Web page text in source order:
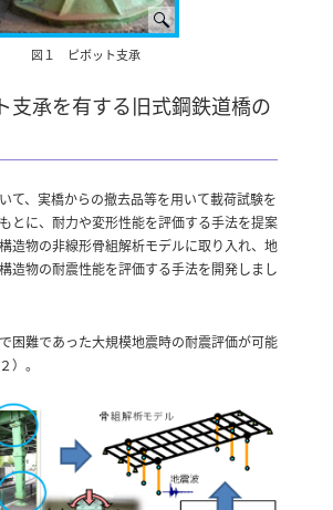
図１ ピボット支承
支承を有する旧式鋼鉄道橋の
て、実橋からの撤去品等を用いて載荷試験を
とに、耐力や変形性能を評価する手法を提案
造物の非線形骨組解析モデルに取り入れ、地
造物の耐震性能を評価する手法を開発しまし
困難であった大規模地震時の耐震評価が可能
）。